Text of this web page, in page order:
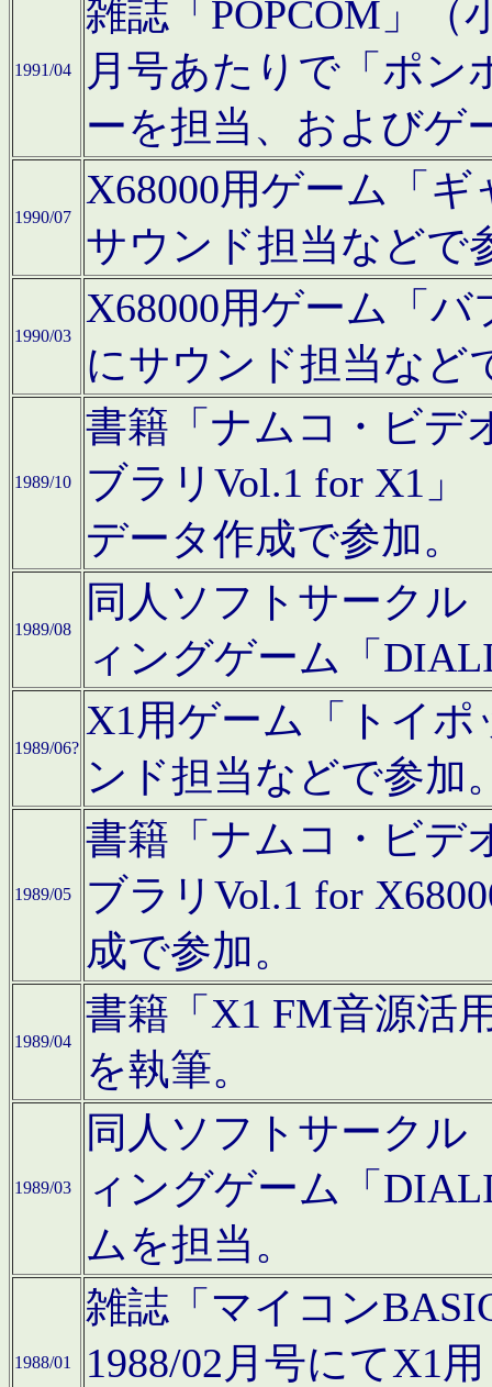
1991/04
雑誌「POPCOM」（
月号あたりで「ポン
ーを担当、およびゲ
1990/07
X68000用ゲーム「
サウンド担当などで
1990/03
X68000用ゲーム「
にサウンド担当など
1989/10
書籍「ナムコ・ビデ
ブラリVol.1 for X1」
データ作成で参加。
1989/08
同人ソフトサークル
ィングゲーム「
1989/06?
X1用ゲーム「トイ
ンド担当などで参加
1989/05
書籍「ナムコ・ビデ
ブラリVol.1 for
成で参加。
1989/04
書籍「X1 FM音源活
を執筆。
1989/03
同人ソフトサークル
ィングゲーム「
ムを担当。
1988/01
雑誌「マイコン
1988/02月号にてX1